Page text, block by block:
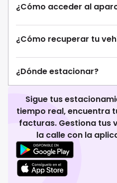
¿Cómo acceder al
¿Cómo recuperar tu
¿Dónde estacionar?
Sigue tus
tiempo real, encuentra
facturas. Gestiona tus
la calle con la